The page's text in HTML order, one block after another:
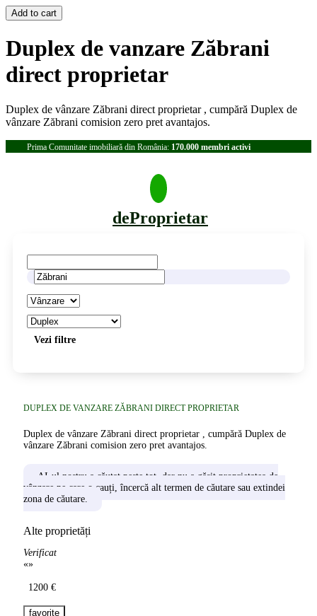
Duplex de vanzare Zăbrani
direct proprietar
Duplex de vânzare Zăbrani direct proprietar , cumpără Duplex de
vânzare Zăbrani comision zero pret avantajos.
Prima Comunitate imobiliară din România: 170.000 membri activi
deProprietar
Vezi filtre
DUPLEX DE VANZARE ZĂBRANI DIRECT PROPRIETAR
Duplex de vânzare Zăbrani direct proprietar , cumpără Duplex de
vânzare Zăbrani comision zero pret avantajos.
AI-ul nostru a căutat peste tot, dar nu a găsit proprietatea de
vânzare pe care o cauți, încercă alt termen de căutare sau extindei
zona de căutare.
Alte proprietăți
Verificat
«»
1200 €